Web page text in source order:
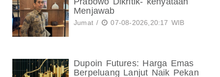
Menjawab
Jumat / 07-08-2026,20:17 WIB
Dupoin Futures: Harga Emas
Berpeluang Lanjut Naik Pekan